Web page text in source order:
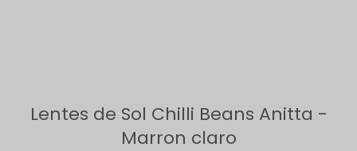
Lentes de Sol Chilli Beans Anitta -
Marron claro